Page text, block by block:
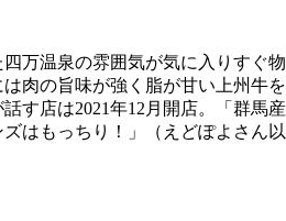
四万温泉の雰囲気が気に入りすぐ物
肉の旨味が強く脂が甘い上州牛を
す店は2021年12月開店。「群馬産
はもっちり！」（えどぽよさん以